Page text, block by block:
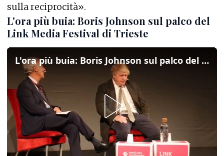
sulla reciprocità».
L'ora più buia: Boris Johnson sul palco del
Link Media Festival di Trieste
L'ora più buia: Boris Johnson sul palco del Link Media Festival di Trieste